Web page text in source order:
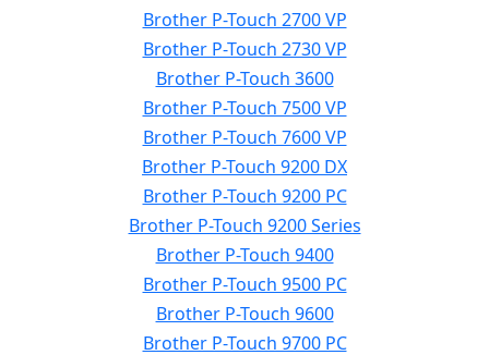
Brother P-Touch 2700 VP
Brother P-Touch 2730 VP
Brother P-Touch 3600
Brother P-Touch 7500 VP
Brother P-Touch 7600 VP
Brother P-Touch 9200 DX
Brother P-Touch 9200 PC
Brother P-Touch 9200 Series
Brother P-Touch 9400
Brother P-Touch 9500 PC
Brother P-Touch 9600
Brother P-Touch 9700 PC